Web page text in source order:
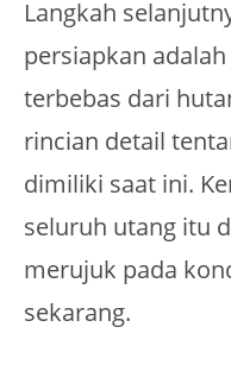
Langkah
persiapkan
terbebas dari
rincian detail
dimiliki saat ini.
seluruh utang itu
merujuk pada
sekarang.